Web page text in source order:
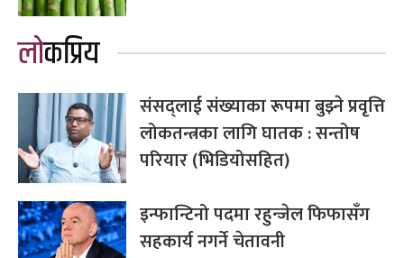
लोकप्रिय
संसद्लाई संख्याका रूपमा बुझ्ने प्रवृत्ति
लोकतन्त्रका लागि घातक : सन्तोष
परियार (भिडियोसहित)
इन्फान्टिनो पदमा रहुन्जेल फिफासँग
सहकार्य नगर्ने चेतावनी